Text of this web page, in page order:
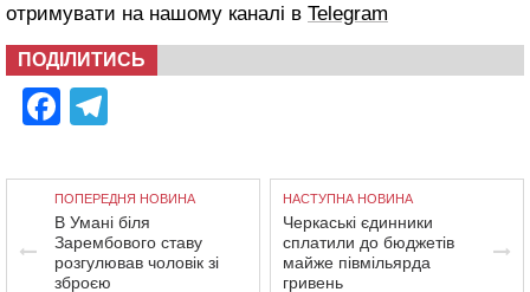
отримувати на нашому каналі в Telegram
ПОДІЛИТИСЬ
Facebook
ПОПЕРЕДНЯ НОВИНА
В Умані біля
Зарембового ставу
розгулював чоловік зі
зброєю
НАСТУПНА НОВИНА
Черкаські єдинники
сплатили до бюджетів
майже півмільярда
гривень